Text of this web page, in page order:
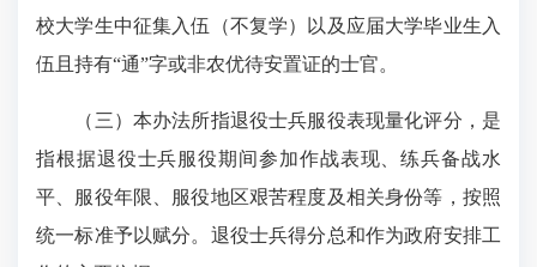
校大学生中征集入伍（不复学）以及应届大学毕业生入
伍且持有“通”字或非农优待安置证的士官。
（三）本办法所指退役士兵服役表现量化评分，是
指根据退役士兵服役期间参加作战表现、练兵备战水
平、服役年限、服役地区艰苦程度及相关身份等，按照
统一标准予以赋分。退役士兵得分总和作为政府安排工